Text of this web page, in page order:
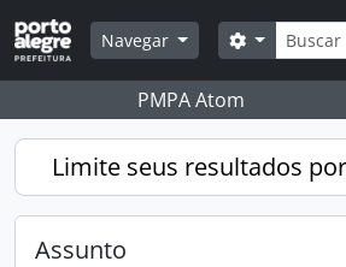
Skip to main content
Navegar
Buscar
Opções de
PMPA Atom
Limite seus resultados
Assunto